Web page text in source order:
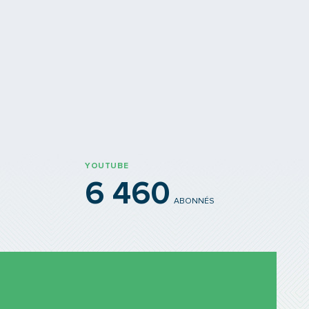
YOUTUBE
6 460 ABONNÉS